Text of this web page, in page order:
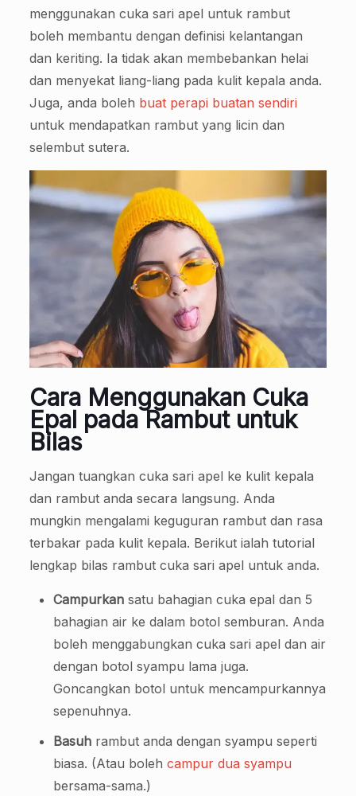
menggunakan cuka sari apel untuk rambut
boleh membantu dengan definisi kelantangan
dan keriting. Ia tidak akan membebankan helai
dan menyekat liang-liang pada kulit kepala anda.
Juga, anda boleh buat perapi buatan sendiri
untuk mendapatkan rambut yang licin dan
selembut sutera.
Cara Menggunakan Cuka
Epal pada Rambut untuk
Bilas
Jangan tuangkan cuka sari apel ke kulit kepala
dan rambut anda secara langsung. Anda
mungkin mengalami keguguran rambut dan rasa
terbakar pada kulit kepala. Berikut ialah tutorial
lengkap bilas rambut cuka sari apel untuk anda.
Campurkansatu bahagian cuka epal dan 5
bahagian air ke dalam botol semburan. Anda
boleh menggabungkan cuka sari apel dan air
dengan botol syampu lama juga.
Goncangkan botol untuk mencampurkannya
sepenuhnya.
Basuhrambut anda dengan syampu seperti
biasa. (Atau boleh campur dua syampu
bersama-sama.)